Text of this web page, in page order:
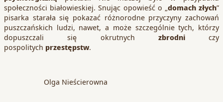
społeczności białowieskiej. Snując opowieść o „ domach złych”
pisarka starała się pokazać różnorodne przyczyny zachowań
puszczańskich ludzi, nawet, a może szczególnie tych, którzy
dopuszczali się okrutnych zbrodni czy
pospolitych przestępstw.
Olga Nieścierowna